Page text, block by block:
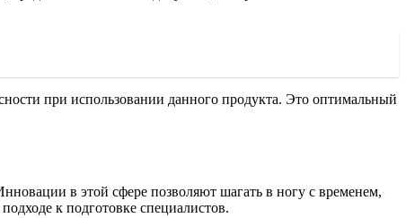
при использовании данного продукта. Это оптимальный
в этой сфере позволяют шагать в ногу с временем,
к подготовке специалистов.